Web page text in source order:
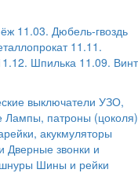
11.03. Дюбель-гвоздь
11.11.
Шпилька 11.09. Винт
выключатели УЗО,
Лампы, патроны (цоколя)
акукмуляторы
Дверные звонки и
Шины и рейки